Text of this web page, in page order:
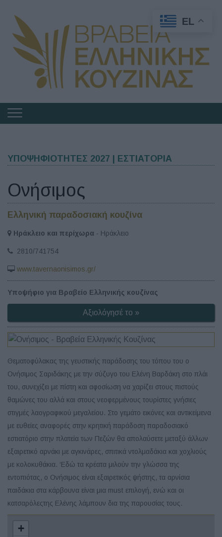
Πλοήγηση
Ελληνικής
ΥΠΟΨΗΦΙΟΤΗΤΕΣ 2027 | ΕΣΤΙΑΤΟΡΙΑ
Ονήσιμος
Ελληνική παραδοσιακή κουζίνα
Ηράκλειο και περίχωρα - Ηράκλειο
2810/741754
www.tavernaonisimos.gr/
Υποψήφιο για Βραβείο Ελληνικής κουζίνας
Αξιολόγησέ το »
Θεματοφύλακας της γευστικής παράδοσης του τόπου του ο
Ονήσιμος Σαριδάκης με την σύζυγο του Ελένη Βαρδάκη στο πλάι
του, συνεχίζει με πίστη και αφοσίωση να χαρίζει στους πιστούς
θαμώνες του αλλά και στους νεοφερμένους τουρίστες γνήσιες
στιγμές λαογραφικού μεγαλείου. Στο γεμάτο εικόνες και αντικείμενα
με ευθείες αναφορές στην κρητική παράδοση παραδοσιακό
εστιατόριο στην πλατεία των Πεζών θα απολαύσετε μεταξύ άλλων
εξαιρετικό αρνάκι με αγκινάρες, σπιτικά ντολμαδάκια και χοχλιούς
με κολοκυθάκια. ‘Εδώ τα κρέατα μιλούν την γλώσσα της
εντοπιότας, ο Ονήσιμος είναι εξαιρετικός ψήστης, τα αρνίσια
παιδάκια στα κάρβουνα είναι μια must επιλογή, ενώ και οι
κατσαρόλεςτης Ελένης λάμπουν δια της παρουσίας τους.
+
EL